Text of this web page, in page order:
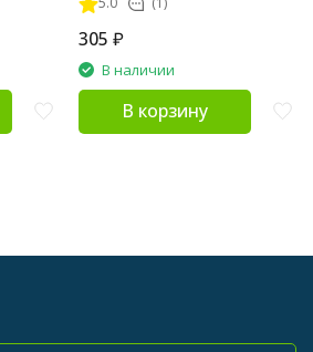
шт
305 ₽
В наличии
В корзину